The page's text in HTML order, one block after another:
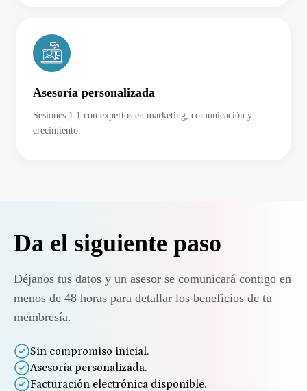
Asesoría personalizada
Sesiones 1:1 con expertos en marketing, comunicación y
crecimiento.
Da el siguiente paso
Déjanos tus datos y un asesor se comunicará contigo en
menos de 48 horas para detallar los beneficios de tu
membresía.
Sin compromiso inicial.
Asesoría personalizada.
Facturación electrónica disponible.